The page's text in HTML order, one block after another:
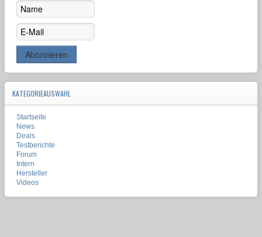
KATEGORIEAUSWAHL
Startseite
News
Deals
Testberichte
Forum
Intern
Hersteller
Videos